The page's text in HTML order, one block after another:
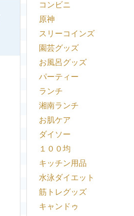
コンビニ
原神
スリーコインズ
園芸グッズ
お風呂グッズ
パーティー
ランチ
湘南ランチ
お肌ケア
ダイソー
１００均
キッチン用品
水泳ダイエット
筋トレグッズ
キャンドゥ